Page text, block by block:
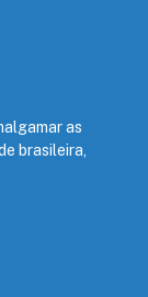
as
brasileira,